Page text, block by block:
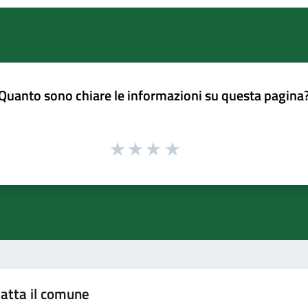
sono chiare le informazioni su questa
il comune